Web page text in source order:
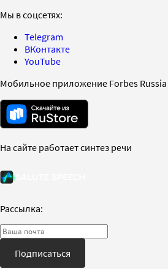
Мы в соцсетях:
Telegram
ВКонтакте
YouTube
Мобильное приложение Forbes
На сайте работает синтез речи
Рассылка:
Подписаться